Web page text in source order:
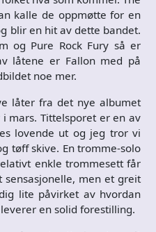
kalle de oppmøtte for en
blir en hit av dette bandet.
og Pure Rock Fury så er
låtene er Fallon med på
noe mer.
låter fra det nye albumet
mars. Tittelsporet er en av
lovende ut og jeg tror vi
tøff skive. En tromme-solo
enkle trommesett får
men et greit
lite påvirket av hvordan
en solid forestilling.